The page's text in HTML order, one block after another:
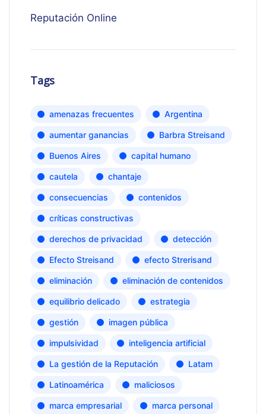
Reputación Online
Tags
amenazas frecuentes Argentina
aumentar ganancias Barbra Streisand
Buenos Aires capital humano
cautela chantaje
consecuencias contenidos
críticas constructivas
derechos de privacidad detección
Efecto Streisand efecto Strerisand
eliminación eliminación de contenidos
equilibrio delicado estrategia
gestión imagen pública
impulsividad inteligencia artificial
La gestión de la Reputación Latam
Latinoamérica maliciosos
marca empresarial marca personal